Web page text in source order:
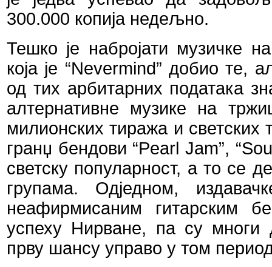
300.000 копија недељно.
Тешко је набројати музичке
која је “Nevermind” добио те,
од тих арбитарних података
алтернативне музике на
милионских тиража и светских
гранџ бендови “Pearl Jam”, “
светску популарност, а то се
групама. Одједном,
неафирмисаним гитарским
успеху Нирване, па су многи
прву шансу управо у том